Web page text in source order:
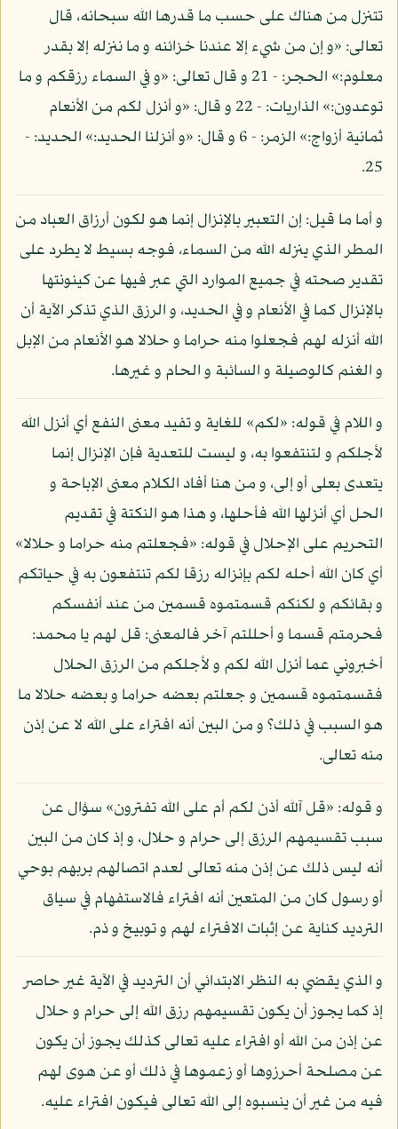
تتنزل من هناك على حسب ما قدرها الله سبحانه، قال
تعالى: «و إن من شيء إلا عندنا خزائنه و ما ننزله إلا بقدر
معلوم:» الحجر: - 21 و قال تعالى: «و في السماء رزقكم و ما
توعدون:» الذاريات: - 22 و قال: «و أنزل لكم من الأنعام
ثمانية أزواج:» الزمر: - 6 و قال: «و أنزلنا الحديد:» الحديد: -
25.
و أما ما قيل: إن التعبير بالإنزال إنما هو لكون أرزاق العباد من
المطر الذي ينزله الله من السماء، فوجه بسيط لا يطرد على
تقدير صحته في جميع الموارد التي عبر فيها عن كينونتها
بالإنزال كما في الأنعام و في الحديد، و الرزق الذي تذكر الآية أن
الله أنزله لهم فجعلوا منه حراما و حلالا هو الأنعام من الإبل
و الغنم كالوصيلة و السائبة و الحام و غيرها.
و اللام في قوله: «لكم» للغاية و تفيد معنى النفع أي أنزل الله
لأجلكم و لتنتفعوا به، و ليست للتعدية فإن الإنزال إنما
يتعدى بعلى أو إلى، و من هنا أفاد الكلام معنى الإباحة و
الحل أي أنزلها الله فأحلها، و هذا هو النكتة في تقديم
التحريم على الإحلال في قوله: «فجعلتم منه حراما و حلالا»
أي كان الله أحله لكم بإنزاله رزقا لكم تنتفعون به في حياتكم
و بقائكم و لكنكم قسمتموه قسمين من عند أنفسكم
فحرمتم قسما و أحللتم آخر فالمعنى: قل لهم يا محمد:
أخبروني عما أنزل الله لكم و لأجلكم من الرزق الحلال
فقسمتموه قسمين و جعلتم بعضه حراما و بعضه حلالا ما
هو السبب في ذلك؟ و من البين أنه افتراء على الله لا عن إذن
منه تعالى.
و قوله: «قل آلله أذن لكم أم على الله تفترون» سؤال عن
سبب تقسيمهم الرزق إلى حرام و حلال، و إذ كان من البين
أنه ليس ذلك عن إذن منه تعالى لعدم اتصالهم بربهم بوحي
أو رسول كان من المتعين أنه افتراء فالاستفهام في سياق
الترديد كناية عن إثبات الافتراء لهم و توبيخ و ذم.
و الذي يقضي به النظر الابتدائي أن الترديد في الآية غير حاصر
إذ كما يجوز أن يكون تقسيمهم رزق الله إلى حرام و حلال
عن إذن من الله أو افتراء عليه تعالى كذلك يجوز أن يكون
عن مصلحة أحرزوها أو زعموها في ذلك أو عن هوى لهم
فيه من غير أن ينسبوه إلى الله تعالى فيكون افتراء عليه.